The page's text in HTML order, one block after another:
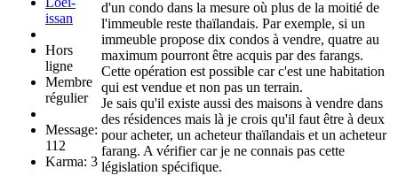
issan
Hors
ligne
Membre
régulier
Message:
112
Karma: 3
d'un condo dans la mesure où plus de la moitié de
l'immeuble reste thaïlandais. Par exemple, si un
immeuble propose dix condos à vendre, quatre au
maximum pourront être acquis par des farangs.
Cette opération est possible car c'est une habitation
qui est vendue et non pas un terrain.
Je sais qu'il existe aussi des maisons à vendre dans
des résidences mais là je crois qu'il faut être à deux
pour acheter, un acheteur thaïlandais et un acheteur
farang. A vérifier car je ne connais pas cette
législation spécifique.